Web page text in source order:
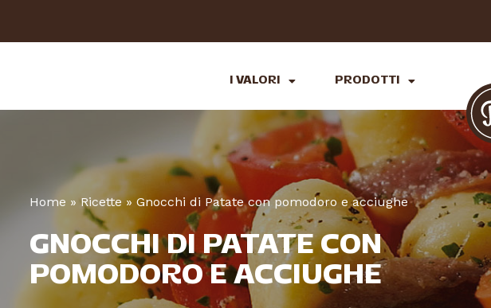
I VALORI PRODOTTI
Home »Ricette» Gnocchi di Patate con pomodoro e acciughe
GNOCCHI DI PATATE CON
POMODORO E ACCIUGHE